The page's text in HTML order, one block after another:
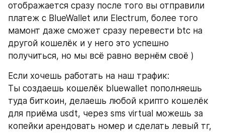
отображается сразу после того вы отправили
платеж с BlueWallet или Electrum, более того
мамонт даже сможет сразу перевести btc на
другой кошелёк и у него это успешно
получиться, но мы всё равно вернём своё )
Если хочешь работать на наш трафик:
Ты создаешь кошелёк bluewallet пополняешь
туда биткоин, делаешь любой крипто кошелёк
для приёма usdt, через sms virtual можешь за
копейки арендовать номер и сделать левый тг,